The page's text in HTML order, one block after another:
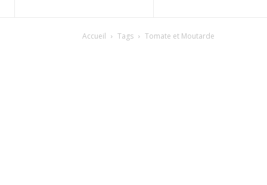
Accueil Tags Tomate et Moutarde